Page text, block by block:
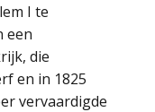
I te
een
die
en in 1825
vervaardigde